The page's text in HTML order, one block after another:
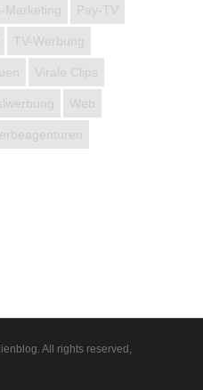
Marketing Pay-TV
TV-Werbung
Virale Clips
Web
All rights reserved,